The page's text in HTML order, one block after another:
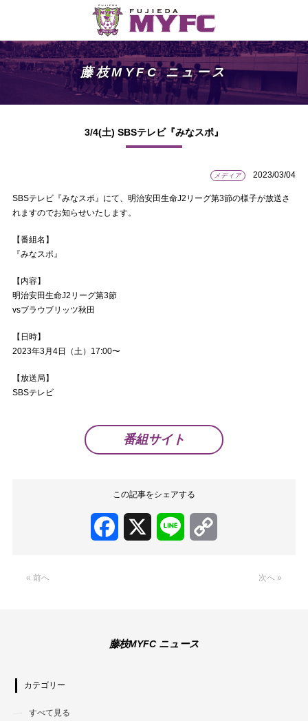
藤枝MYFC ニュース
3/4(土) SBSテレビ『みなスポ』
メディア 2023/03/04
SBSテレビ『みなスポ』にて、明治安田生命J2リーグ第3節の様子が放送さ
れますのでお知らせいたします。
【番組名】
『みなスポ』
【内容】
明治安田生命J2リーグ第3節
vsブラウブリッツ秋田
【日時】
2023年3月4日（土）17:00〜
【放送局】
SBSテレビ
番組サイト
この記事をシェアする
Facebook Line
« 前へ 次へ »
藤枝MYFC ニュース
カテゴリー
すべて見る